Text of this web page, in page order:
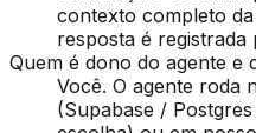
contexto completo
resposta é registrada
Quem é dono do agente e
Você. O agente roda
(Supabase /